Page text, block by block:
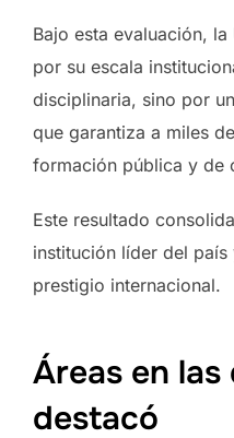
Bajo esta evaluación, la
por su escala
disciplinaria, sino por
que garantiza a miles
formación pública y de
Este resultado
institución líder del
prestigio internacional.
Áreas en las
destacó